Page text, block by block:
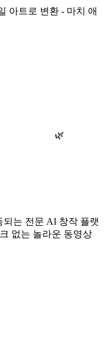
🌿
아트로 변환 - 마치 애
되는 전문 AI 창작 플랫
없는 놀라운 동영상